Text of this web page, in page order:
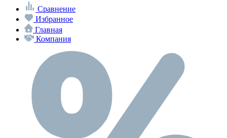
Сравнение
Избранное
Главная
Компания